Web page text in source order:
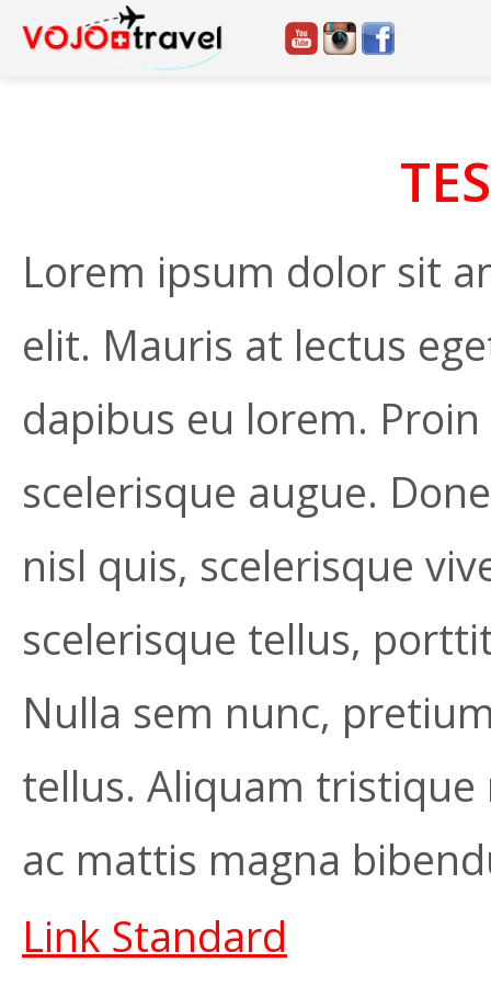
Lorem ipsum dolor sit
elit. Mauris at lectus
dapibus eu lorem.
scelerisque augue.
nisl quis, scelerisque
scelerisque tellus,
Nulla sem nunc,
tellus. Aliquam
ac mattis magna
Link Standard